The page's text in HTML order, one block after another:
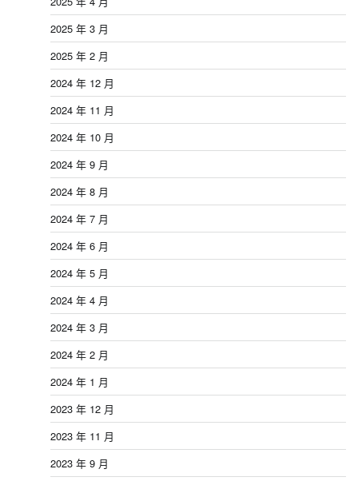
2025 年 3 月
2025 年 2 月
2024 年 12 月
2024 年 11 月
2024 年 10 月
2024 年 9 月
2024 年 8 月
2024 年 7 月
2024 年 6 月
2024 年 5 月
2024 年 4 月
2024 年 3 月
2024 年 2 月
2024 年 1 月
2023 年 12 月
2023 年 11 月
2023 年 9 月